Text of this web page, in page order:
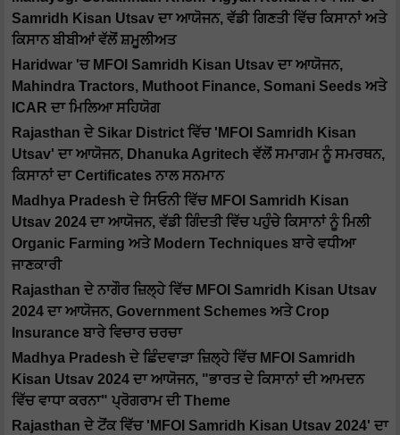
Samridh Kisan Utsav ਦਾ ਆਯੋਜਨ, ਵੱਡੀ ਗਿਣਤੀ ਵਿੱਚ ਕਿਸਾਨਾਂ ਅਤੇ
ਕਿਸਾਨ ਬੀਬੀਆਂ ਵੱਲੋਂ ਸ਼ਮੂਲੀਅਤ
Haridwar 'ਚ MFOI Samridh Kisan Utsav ਦਾ ਆਯੋਜਨ,
Mahindra Tractors, Muthoot Finance, Somani Seeds ਅਤੇ
ICAR ਦਾ ਮਿਲਿਆ ਸਹਿਯੋਗ
Rajasthan ਦੇ Sikar District ਵਿੱਚ 'MFOI Samridh Kisan
Utsav' ਦਾ ਆਯੋਜਨ, Dhanuka Agritech ਵੱਲੋਂ ਸਮਾਗਮ ਨੂੰ ਸਮਰਥਨ,
ਕਿਸਾਨਾਂ ਦਾ Certificates ਨਾਲ ਸਨਮਾਨ
Madhya Pradesh ਦੇ ਸਿਓਨੀ ਵਿੱਚ MFOI Samridh Kisan
Utsav 2024 ਦਾ ਆਯੋਜਨ, ਵੱਡੀ ਗਿੰਦਤੀ ਵਿੱਚ ਪਹੁੰਚੇ ਕਿਸਾਨਾਂ ਨੂੰ ਮਿਲੀ
Organic Farming ਅਤੇ Modern Techniques ਬਾਰੇ ਵਧੀਆ
ਜਾਣਕਾਰੀ
Rajasthan ਦੇ ਨਾਗੌਰ ਜ਼ਿਲ੍ਹੇ ਵਿੱਚ MFOI Samridh Kisan Utsav
2024 ਦਾ ਆਯੋਜਨ, Government Schemes ਅਤੇ Crop
Insurance ਬਾਰੇ ਵਿਚਾਰ ਚਰਚਾ
Madhya Pradesh ਦੇ ਛਿੰਦਵਾੜਾ ਜ਼ਿਲ੍ਹੇ ਵਿੱਚ MFOI Samridh
Kisan Utsav 2024 ਦਾ ਆਯੋਜਨ, "ਭਾਰਤ ਦੇ ਕਿਸਾਨਾਂ ਦੀ ਆਮਦਨ
ਵਿੱਚ ਵਾਧਾ ਕਰਨਾ" ਪ੍ਰੋਗਰਾਮ ਦੀ Theme
Rajasthan ਦੇ ਟੋਂਕ ਵਿੱਚ 'MFOI Samridh Kisan Utsav 2024' ਦਾ